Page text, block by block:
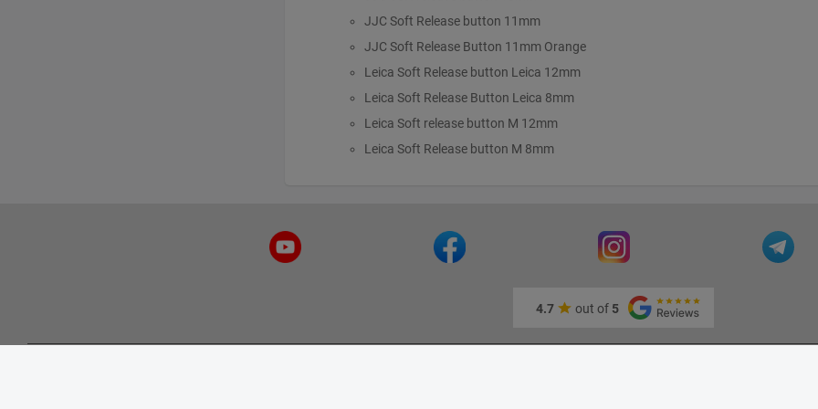
JJC Soft Release button 11mm
JJC Soft Release Button 11mm Orange
Leica Soft Release button Leica 12mm
Leica Soft Release Button Leica 8mm
Leica Soft release button M 12mm
Leica Soft Release button M 8mm
4.7 out of 5